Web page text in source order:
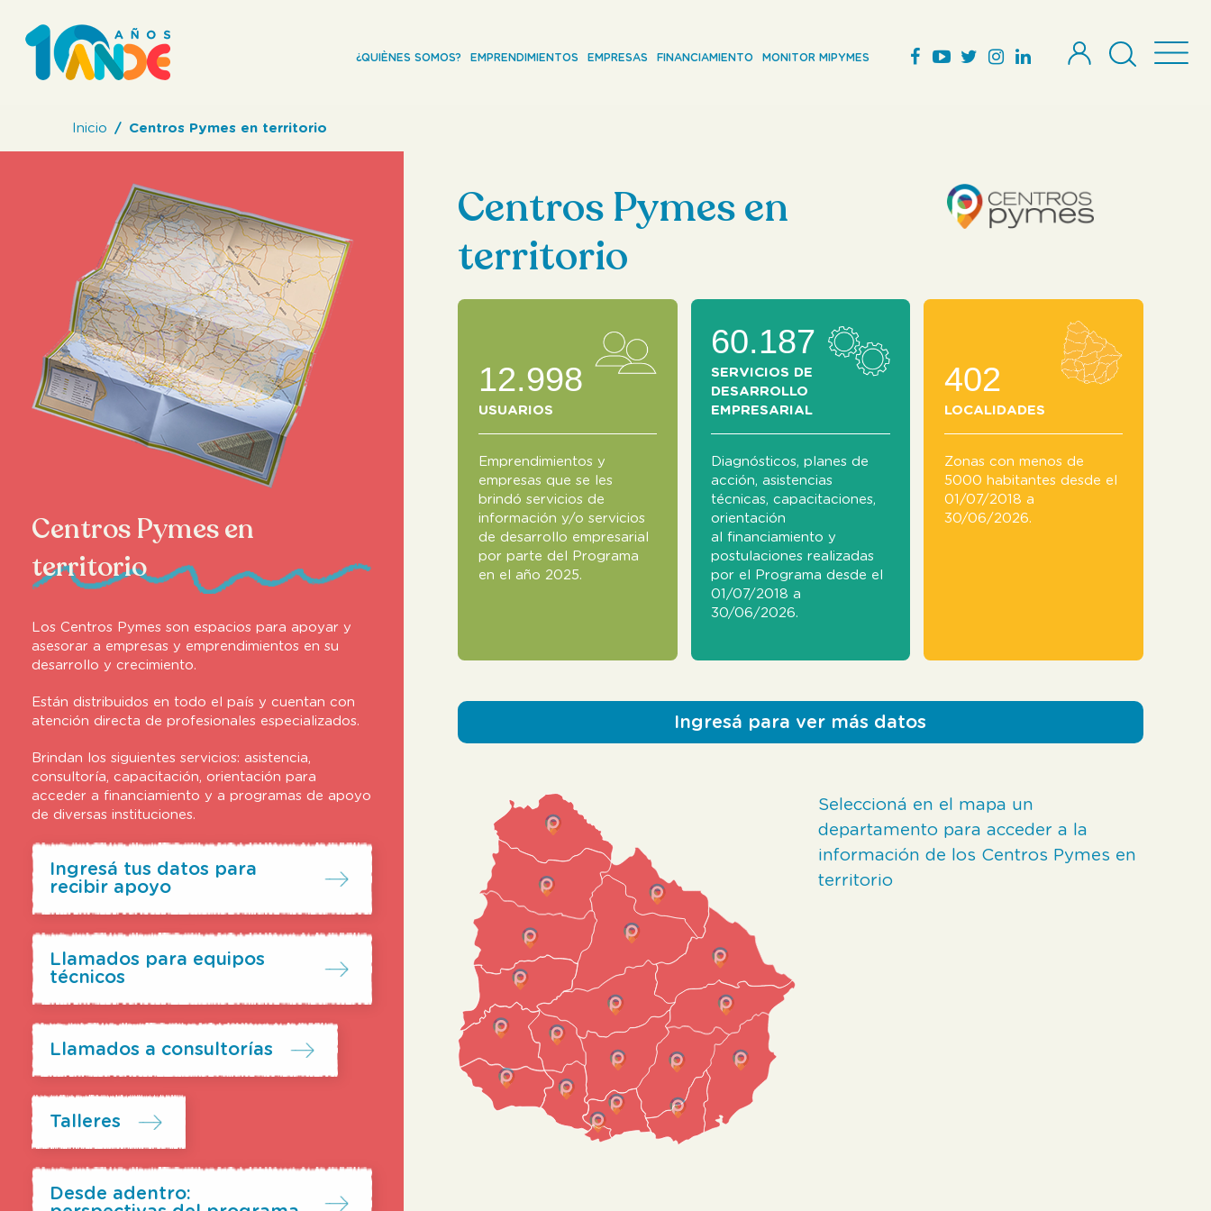
¿QUIÈNES SOMOS? EMPRENDIMIENTOS EMPRESAS FINANCIAMIENTO MONITOR MIPYMES
Inicio Centros Pymes en territorio
Centros Pymes en
territorio
Los Centros Pymes son espacios para apoyar y
asesorar a empresas y emprendimientos en su
desarrollo y crecimiento.
Están distribuidos en todo el país y cuentan con
atención directa de profesionales especializados.
Brindan los siguientes servicios: asistencia,
consultoría, capacitación, orientación para
acceder a financiamiento y a programas de apoyo
de diversas instituciones.
Ingresá tus datos para
recibir apoyo
Llamados para equipos
técnicos
Llamados a consultorías
Talleres
Desde adentro:
Centros Pymes en
territorio
12.998
USUARIOS
Emprendimientos y
empresas que se les
brindó servicios de
información y/o servicios
de desarrollo empresarial
por parte del Programa
en el año 2025.
60.187
SERVICIOS DE
DESARROLLO
EMPRESARIAL
Diagnósticos, planes de
acción, asistencias
técnicas, capacitaciones,
orientación
al financiamiento y
postulaciones realizadas
por el Programa desde el
01/07/2018 a
30/06/2026.
402
LOCALIDADES
Zonas con menos de
5000 habitantes desde el
01/07/2018 a
30/06/2026.
Ingresá para ver más datos
Seleccioná en el mapa un
departamento para acceder a la
información de los Centros Pymes en
territorio